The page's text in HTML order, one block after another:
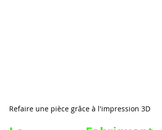
Refaire une pièce grâce à l'impression 3D